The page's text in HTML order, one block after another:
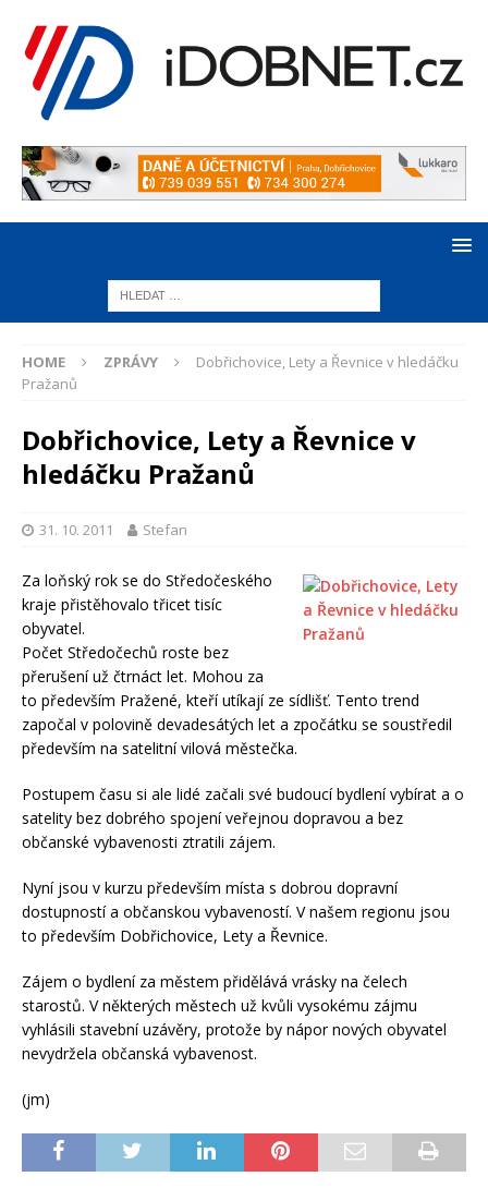
HOME ZPRÁVY
Dobřichovice, Lety a Řevnice v hledáčku
Pražanů
Dobřichovice, Lety a Řevnice v
hledáčku Pražanů
31. 10. 2011 Stefan
Za loňský rok se do Středočeského
kraje přistěhovalo třicet tisíc
obyvatel.
Počet Středočechů roste bez
přerušení už čtrnáct let. Mohou za
to především Pražené, kteří utíkají ze sídlišť. Tento trend
započal v polovině devadesátých let a zpočátku se soustředil
především na satelitní vilová městečka.
Postupem času si ale lidé začali své budoucí bydlení vybírat a o
satelity bez dobrého spojení veřejnou dopravou a bez
občanské vybavenosti ztratili zájem.
Nyní jsou v kurzu především místa s dobrou dopravní
dostupností a občanskou vybaveností. V našem regionu jsou
to především Dobřichovice, Lety a Řevnice.
Zájem o bydlení za městem přidělává vrásky na čelech
starostů. V některých městech už kvůli vysokému zájmu
vyhlásili stavební uzávěry, protože by nápor nových obyvatel
nevydržela občanská vybavenost.
(jm)